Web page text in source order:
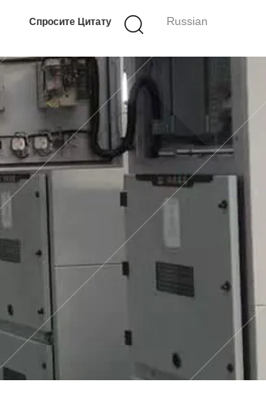
Russian
Спросите Цитату